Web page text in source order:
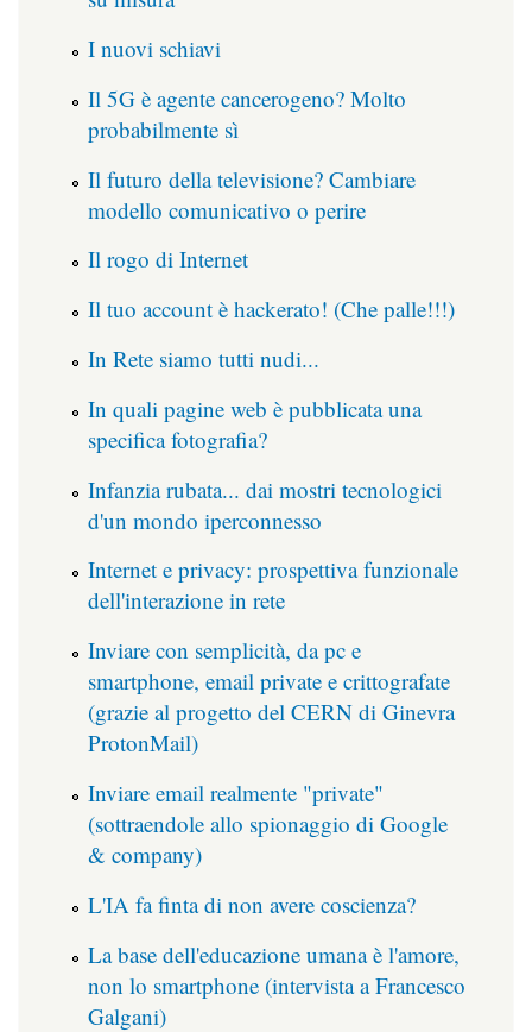
I nuovi schiavi
Il 5G è agente cancerogeno? Molto
probabilmente sì
Il futuro della televisione? Cambiare
modello comunicativo o perire
Il rogo di Internet
Il tuo account è hackerato! (Che palle!!!)
In Rete siamo tutti nudi...
In quali pagine web è pubblicata una
specifica fotografia?
Infanzia rubata... dai mostri tecnologici
d'un mondo iperconnesso
Internet e privacy: prospettiva funzionale
dell'interazione in rete
Inviare con semplicità, da pc e
smartphone, email private e crittografate
(grazie al progetto del CERN di Ginevra
ProtonMail)
Inviare email realmente "private"
(sottraendole allo spionaggio di Google
& company)
L'IA fa finta di non avere coscienza?
La base dell'educazione umana è l'amore,
non lo smartphone (intervista a Francesco
Galgani)